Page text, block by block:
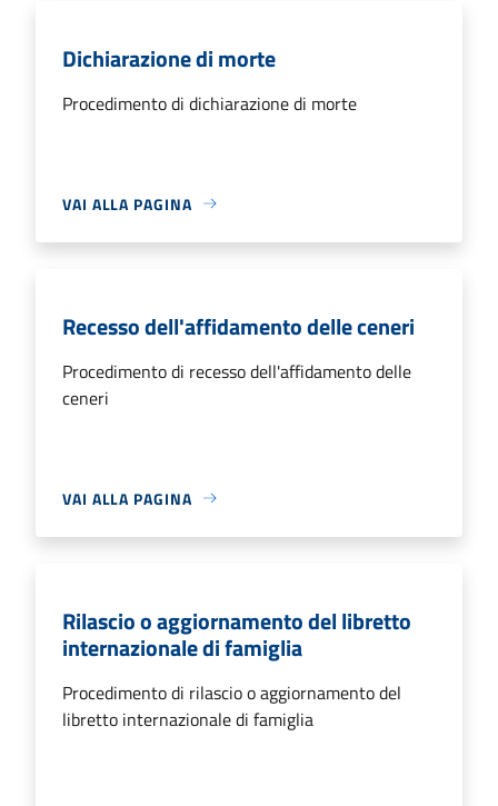
Dichiarazione di morte
Procedimento di dichiarazione di morte
VAI ALLA PAGINA
Recesso dell'affidamento delle ceneri
Procedimento di recesso dell'affidamento delle
ceneri
VAI ALLA PAGINA
Rilascio o aggiornamento del libretto
internazionale di famiglia
Procedimento di rilascio o aggiornamento del
libretto internazionale di famiglia